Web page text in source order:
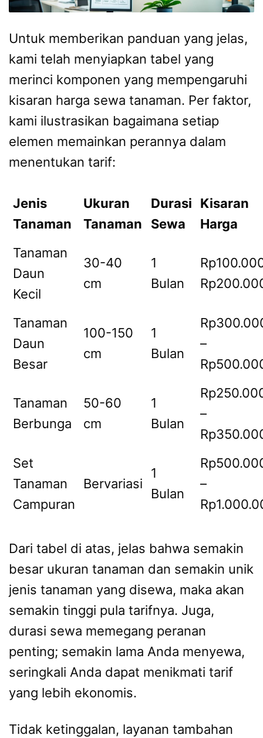
Untuk memberikan panduan yang jelas,
kami telah menyiapkan tabel yang
merinci komponen yang mempengaruhi
kisaran harga sewa tanaman. Per faktor,
kami ilustrasikan bagaimana setiap
elemen memainkan perannya dalam
menentukan tarif:
Jenis
Tanaman
Ukuran
Tanaman
Durasi
Sewa
Kisaran
Harga
Tanaman
Daun
Kecil
30-40
cm
1
Bulan
Tanaman
Daun
Besar
100-150
cm
1
Bulan
–
Tanaman
Berbunga
50-60
cm
1
Bulan
–
Set
Tanaman
Campuran
Bervariasi
1
Bulan
–
Dari tabel di atas, jelas bahwa semakin
besar ukuran tanaman dan semakin unik
jenis tanaman yang disewa, maka akan
semakin tinggi pula tarifnya. Juga,
durasi sewa memegang peranan
penting; semakin lama Anda menyewa,
seringkali Anda dapat menikmati tarif
yang lebih ekonomis.
Tidak ketinggalan, layanan tambahan